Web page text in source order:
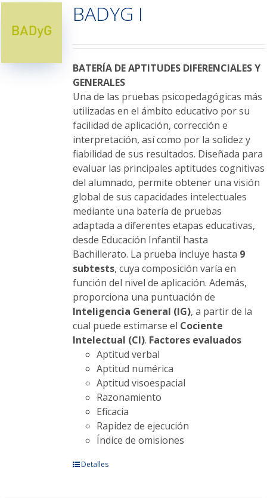
Las
opciones
elegir
en
la
página
de
producto
BADYG I
BATERÍA DE APTITUDES DIFERENCIALES Y
GENERALES
Una de las pruebas psicopedagógicas más
utilizadas en el ámbito educativo por su
facilidad de aplicación, corrección e
interpretación, así como por la solidez y
fiabilidad de sus resultados. Diseñada para
evaluar las principales aptitudes cognitivas
del alumnado, permite obtener una visión
global de sus capacidades intelectuales
mediante una batería de pruebas
adaptada a diferentes etapas educativas,
desde Educación Infantil hasta
Bachillerato. La prueba incluye hasta 9
subtests, cuya composición varía en
función del nivel de aplicación. Además,
proporciona una puntuación de
Inteligencia General (IG), a partir de la
cual puede estimarse el Cociente
Intelectual (CI). Factores evaluados
Aptitud verbal
Aptitud numérica
Aptitud visoespacial
Razonamiento
Eficacia
Rapidez de ejecución
Índice de omisiones
EsteDetalles